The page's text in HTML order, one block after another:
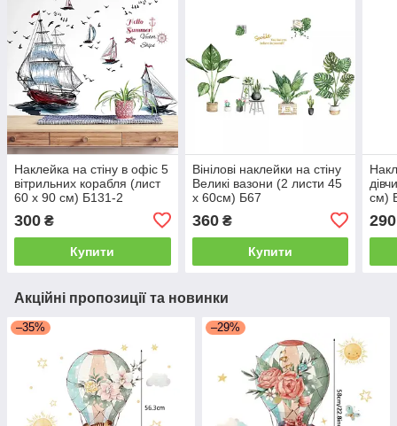
Наклейка на стіну в офіс 5
вітрильних корабля (лист
60 х 90 см) Б131-2
300 ₴
Купити
Вінілові наклейки на стіну
Великі вазони (2 листи 45
х 60см) Б67
360₴
Купити
см)
290
Акційні пропозиції та новинки
–35% –29%